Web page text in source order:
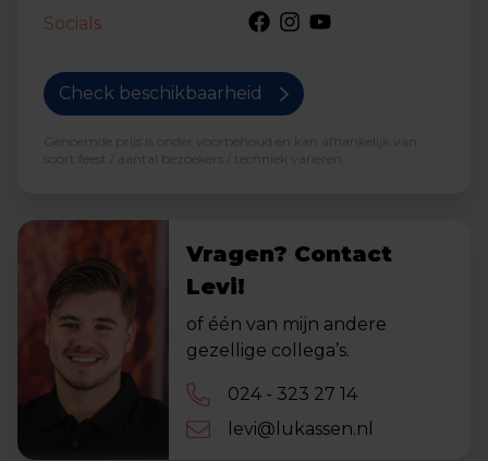
Socials
Check beschikbaarheid
Genoemde prijs is onder voorbehoud en kan afhankelijk van
soort feest / aantal bezoekers / techniek variëren.
Vragen? Contact
Levi!
of één van mijn andere
gezellige collega’s.
024 - 323 27 14
levi@lukassen.nl